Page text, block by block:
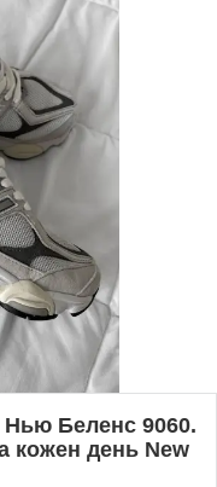
Нью Беленс 9060.
кожен день New